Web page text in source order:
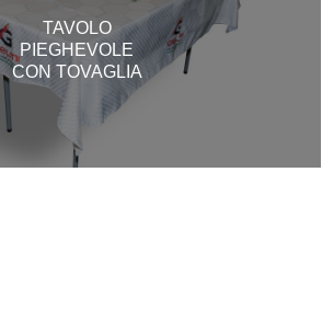
TAVOLO
PIEGHEVOLE
CON TOVAGLIA